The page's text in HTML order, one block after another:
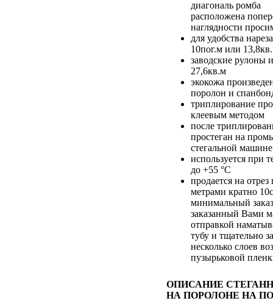
диагональ ромба
расположена
наглядности
для удобства
10пог.м или
заводские рулоны
27,6кв.м
экокожа
поролон и
триплирование
клеевым методом
после
простеган на
стегальной машине
используется при
до +55 °С
продается на
метрами кратно
минимальный
заказанный Вами
отправкой
тубу и тщательно
несколько слоев
пузырьковой
ОПИСАНИЕ
НА ПОРОЛОНЕ НА